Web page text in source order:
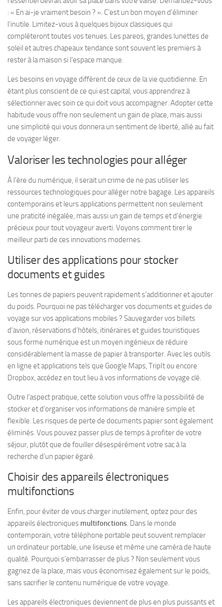
: « En ai-je vraiment besoin ? ». C’est un bon moyen d’éliminer
l’inutile. Limitez-vous à quelques bijoux classiques qui
compléteront toutes vos tenues. Les pareos, grandes lunettes de
soleil et autres chapeaux tendance sont souvent les premiers à
rester à la maison si l’espace manque.
Les besoins en voyage diffèrent de ceux de la vie quotidienne. En
étant plus conscient de ce qui est capital, vous apprendrez à
sélectionner avec soin ce qui doit vous accompagner. Adopter cette
habitude vous offre non seulement un gain de place, mais aussi
une simplicité qui vous donnera un sentiment de liberté, allié au fait
de voyager léger.
Valoriser les technologies pour alléger
À l’ère du numérique, il serait un crime de ne pas utiliser les
ressources technologiques pour alléger notre bagage. Les appareils
contemporains et leurs applications permettent non seulement
une praticité inégalée, mais aussi un gain de temps et d’énergie
précieux pour tout voyageur averti. Voyons comment tirer le
meilleur parti de ces innovations modernes.
Utiliser des applications pour stocker
documents et guides
Les tonnes de papiers peuvent rapidement s’additionner et ajouter
du poids. Pourquoi ne pas télécharger vos documents et guides de
voyage sur vos applications mobiles ? Sauvegarder vos billets
d’avion, réservations d’hôtels, itinéraires et guides touristiques
sous forme numérique est un moyen ingénieux de réduire
considérablement la masse de papier à transporter. Avec les outils
en ligne et applications tels que Google Maps, TripIt ou encore
Dropbox, accédez en tout lieu à vos informations de voyage clé.
Outre l’aspect pratique, cette solution vous offre la possibilité de
stocker et d’organiser vos informations de manière simple et
flexible. Les risques de perte de documents papier sont également
éliminés. Vous pouvez passer plus de temps à profiter de votre
séjour, plutôt que de fouiller désespérément votre sac à la
recherche d’un papier égaré.
Choisir des appareils électroniques
multifonctions
Enfin, pour éviter de vous charger inutilement, optez pour des
appareils électroniques multifonctions. Dans le monde
contemporain, votre téléphone portable peut souvent remplacer
un ordinateur portable, une liseuse et même une caméra de haute
qualité. Pourquoi s’embarrasser de plus ? Non seulement vous
gagnez de la place, mais vous économisez également sur le poids,
sans sacrifier le contenu numérique de votre voyage.
Les appareils électroniques deviennent de plus en plus puissants et